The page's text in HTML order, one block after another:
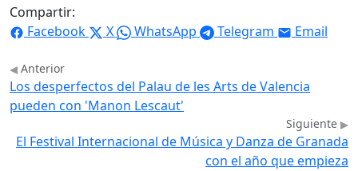
Compartir:
Facebook
X WhatsApp Telegram Email
Anterior
Los desperfectos del Palau de les Arts de Valencia
pueden con 'Manon Lescaut'
Siguiente
El Festival Internacional de Música y Danza de Granada
con el año que empieza